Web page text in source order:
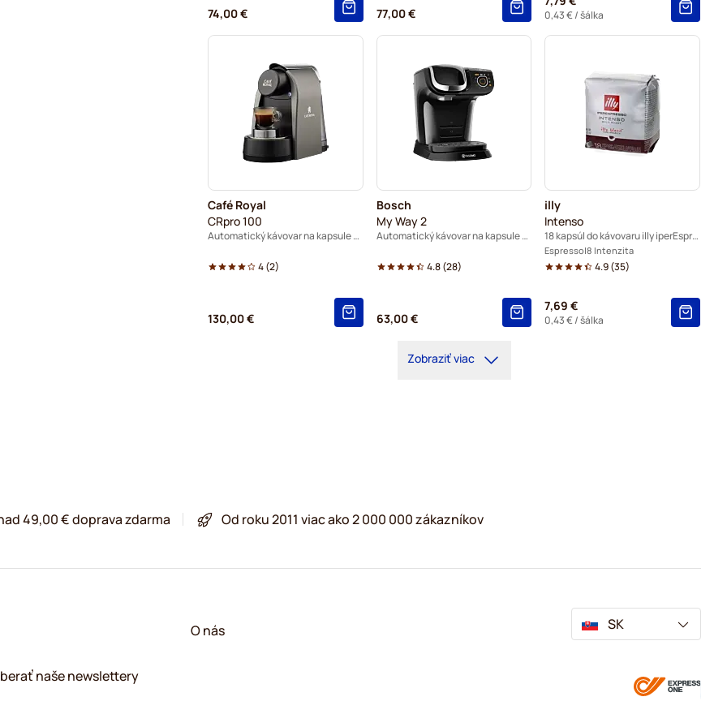
74,00 € 77,00 € 0,43 €/ šálka
Café Royal
CRpro 100
Automatický kávovar na kapsule - sivý
4(2)
130,00 €
Bosch
My Way 2
Automatický kávovar na kapsule - Čierny
4.8(28)
63,00 €
illy
Intenso
18 kapsúl do kávovaru illy iperEspresso
Espresso 8 Intenzita
4.9(35)
7,69 €
0,43 €/ šálka
Zobraziť viac
49,00 € doprava zdarma Od roku 2011 viac ako 2 000 000 zákazníkov
naše newslettery
O nás SK